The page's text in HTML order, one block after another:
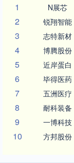
1
N展芯
2 锐翔智能
3 志特新材
4 博腾股份
5 近岸蛋白
6 毕得医药
7 五洲医疗
8 耐科装备
9 一博科技
10 方邦股份